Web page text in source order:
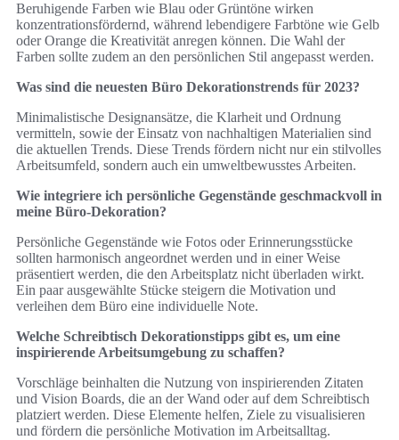
Beruhigende Farben wie Blau oder Grüntöne wirken
konzentrationsfördernd, während lebendigere Farbtöne wie Gelb
oder Orange die Kreativität anregen können. Die Wahl der
Farben sollte zudem an den persönlichen Stil angepasst werden.
Was sind die neuesten Büro Dekorationstrends für 2023?
Minimalistische Designansätze, die Klarheit und Ordnung
vermitteln, sowie der Einsatz von nachhaltigen Materialien sind
die aktuellen Trends. Diese Trends fördern nicht nur ein stilvolles
Arbeitsumfeld, sondern auch ein umweltbewusstes Arbeiten.
Wie integriere ich persönliche Gegenstände geschmackvoll in
meine Büro-Dekoration?
Persönliche Gegenstände wie Fotos oder Erinnerungsstücke
sollten harmonisch angeordnet werden und in einer Weise
präsentiert werden, die den Arbeitsplatz nicht überladen wirkt.
Ein paar ausgewählte Stücke steigern die Motivation und
verleihen dem Büro eine individuelle Note.
Welche Schreibtisch Dekorationstipps gibt es, um eine
inspirierende Arbeitsumgebung zu schaffen?
Vorschläge beinhalten die Nutzung von inspirierenden Zitaten
und Vision Boards, die an der Wand oder auf dem Schreibtisch
platziert werden. Diese Elemente helfen, Ziele zu visualisieren
und fördern die persönliche Motivation im Arbeitsalltag.